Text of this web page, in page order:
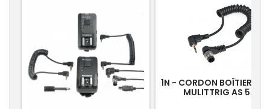
1N - CORDON BOÎTIER
MULITTRIG AS 5.1